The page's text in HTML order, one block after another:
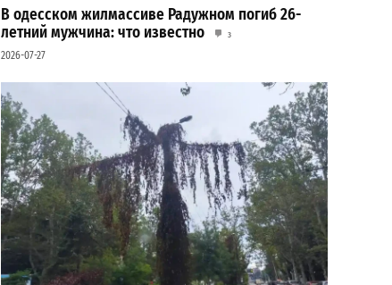
В одесском жилмассиве Радужном погиб 26-
летний мужчина: что известно
3
2026-07-27